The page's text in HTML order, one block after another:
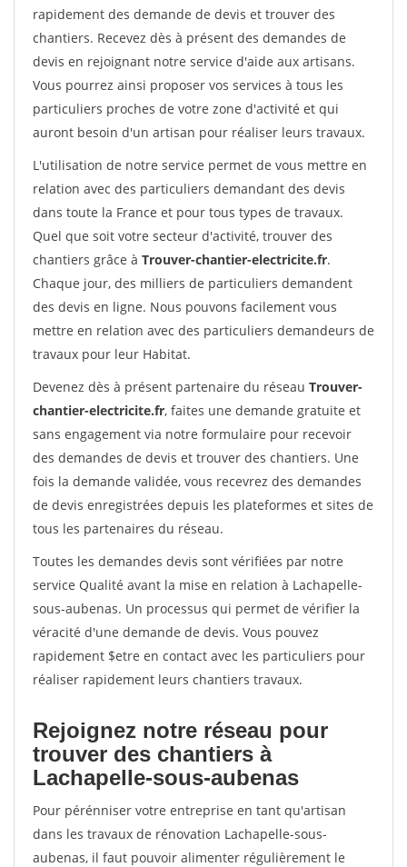
rapidement des demande de devis et trouver des
chantiers. Recevez dès à présent des demandes de
devis en rejoignant notre service d'aide aux artisans.
Vous pourrez ainsi proposer vos services à tous les
particuliers proches de votre zone d'activité et qui
auront besoin d'un artisan pour réaliser leurs travaux.
L'utilisation de notre service permet de vous mettre en
relation avec des particuliers demandant des devis
dans toute la France et pour tous types de travaux.
Quel que soit votre secteur d'activité, trouver des
chantiers grâce à Trouver-chantier-electricite.fr.
Chaque jour, des milliers de particuliers demandent
des devis en ligne. Nous pouvons facilement vous
mettre en relation avec des particuliers demandeurs de
travaux pour leur Habitat.
Devenez dès à présent partenaire du réseau Trouver-
chantier-electricite.fr, faites une demande gratuite et
sans engagement via notre formulaire pour recevoir
des demandes de devis et trouver des chantiers. Une
fois la demande validée, vous recevrez des demandes
de devis enregistrées depuis les plateformes et sites de
tous les partenaires du réseau.
Toutes les demandes devis sont vérifiées par notre
service Qualité avant la mise en relation à Lachapelle-
sous-aubenas. Un processus qui permet de vérifier la
véracité d'une demande de devis. Vous pouvez
rapidement $etre en contact avec les particuliers pour
réaliser rapidement leurs chantiers travaux.
Rejoignez notre réseau pour
trouver des chantiers à
Lachapelle-sous-aubenas
Pour pérénniser votre entreprise en tant qu'artisan
dans les travaux de rénovation Lachapelle-sous-
aubenas, il faut pouvoir alimenter régulièrement le